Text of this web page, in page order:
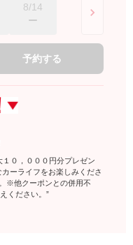
8/14
予約する
０，０００円分プレゼン
ーライフをお楽しみくださ
※他クーポンとの併用不
ください。”